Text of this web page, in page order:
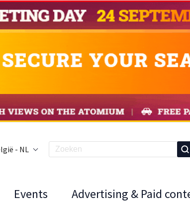
- NL
Events Advertising & Paid